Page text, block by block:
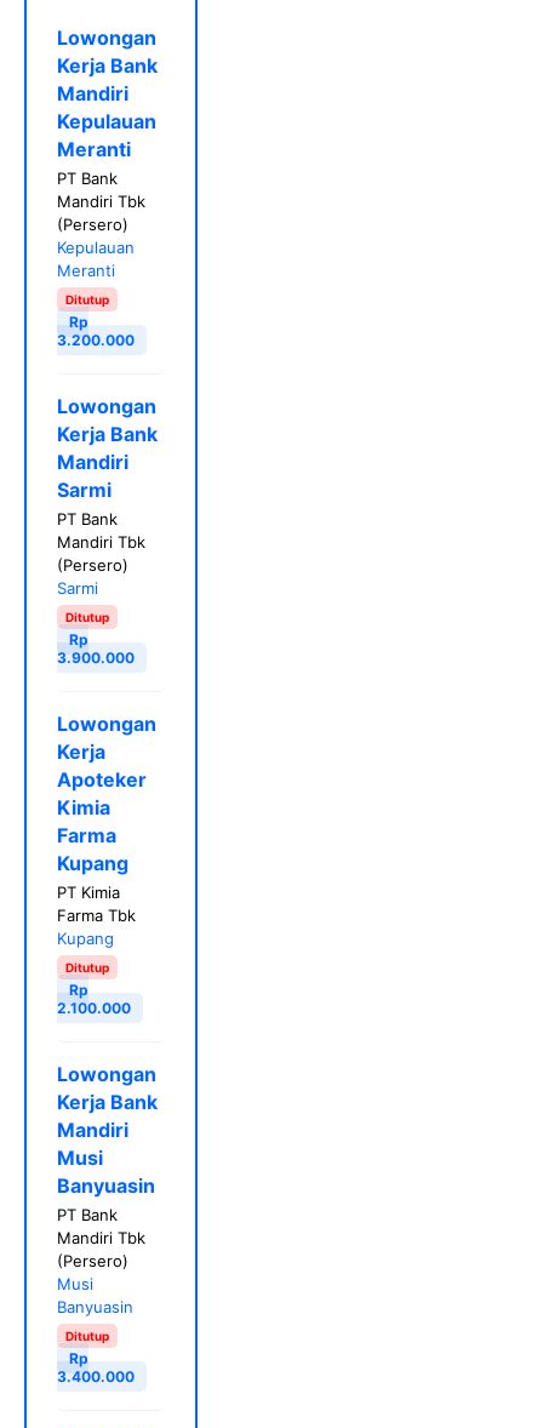
Lowongan
Kerja Bank
Mandiri
Kepulauan
Meranti
PT Bank
Mandiri Tbk
(Persero)
Kepulauan
Meranti
Ditutup
Rp
3.200.000
Lowongan
Kerja Bank
Mandiri
Sarmi
PT Bank
Mandiri Tbk
(Persero)
Sarmi
Ditutup
Rp
3.900.000
Lowongan
Kerja
Apoteker
Kimia
Farma
Kupang
PT Kimia
Farma Tbk
Kupang
Ditutup
Rp
2.100.000
Lowongan
Kerja Bank
Mandiri
Musi
Banyuasin
PT Bank
Mandiri Tbk
(Persero)
Musi
Banyuasin
Ditutup
Rp
3.400.000